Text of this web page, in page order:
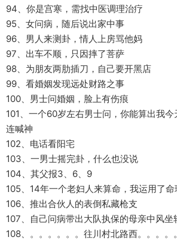
94、你是宫寒，需找中医调理治疗
95、女问病，随后说出家中事
96、男人来测卦，情人上房骂他妈
97、出车不顺，只因摔了菩萨
98、为朋友两肋插刀，自己要开黑店
99、看婚姻发现远处财路之事
100、男士问婚姻，脸上有伤痕
101、一个60岁左右男士问，你能算出我
连喊神
102、电话看阳宅
103、一男士摇完卦，什么也没说
104、其父报3、6、9
105、14年一个老妇人来算命，我运用了
106、推出合伙人的表倒私藏枪支
107、自己问病带出大队执保的母亲中风坐
108、。。。。。。往川村北路西。。。。。